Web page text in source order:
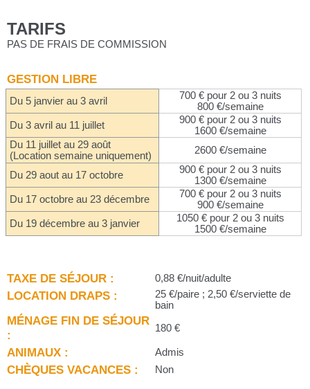
TARIFS
PAS DE FRAIS DE COMMISSION
GESTION LIBRE
Du 5 janvier au 3 avril
700 € pour 2 ou 3 nuits
800 €/semaine
Du 3 avril au 11 juillet
900 € pour 2 ou 3 nuits
1600 €/semaine
Du 11 juillet au 29 août
(Location semaine uniquement)
2600 €/semaine
Du 29 aout au 17 octobre
900 € pour 2 ou 3 nuits
1300 €/semaine
Du 17 octobre au 23 décembre
700 € pour 2 ou 3 nuits
900 €/semaine
Du 19 décembre au 3 janvier
1050 € pour 2 ou 3 nuits
1500 €/semaine
TAXE DE SÉJOUR : 0,88 €/nuit/adulte
LOCATION DRAPS :
25 €/paire ; 2,50 €/serviette de
bain
MÉNAGE FIN DE SÉJOUR
:
180 €
ANIMAUX : Admis
CHÈQUES VACANCES : Non